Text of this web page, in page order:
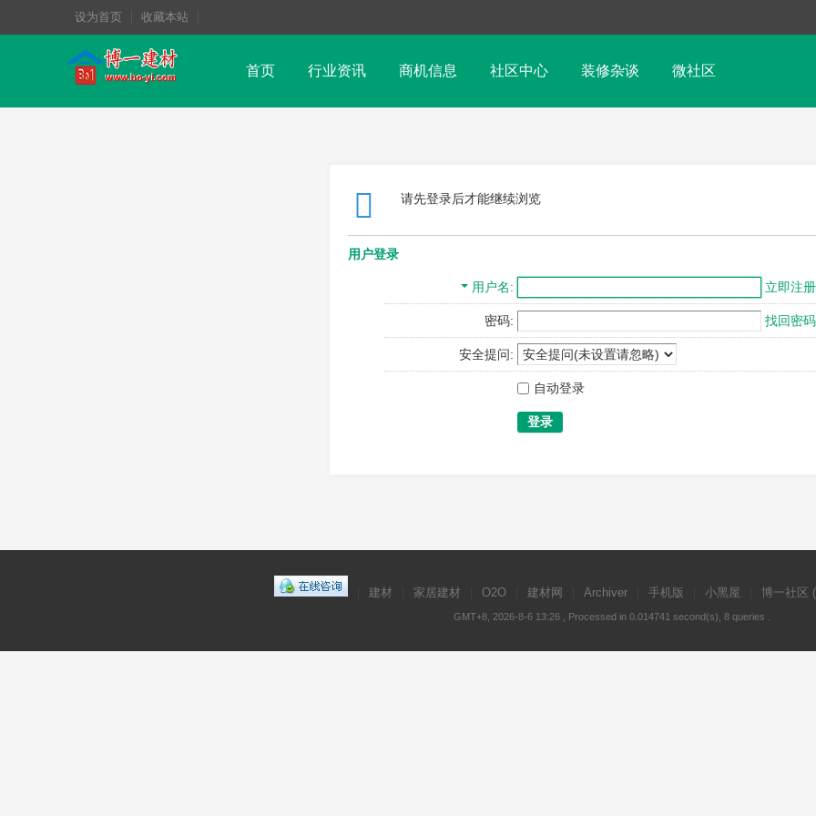
设为首页 收藏本站
首页 行业资讯 商机信息 社区中心 装修杂谈 微社区
请先登录后才能继续浏览
用户登录
用户名 立即注册
密码: 找回密码
安全提问:
自动登录
登录
建材 家居建材 O2O 建材网 Archiver 手机版 小黑屋 博一社区 (
GMT+8, 2026-8-6 13:26 , Processed in 0.014741 second(s), 8 queries .